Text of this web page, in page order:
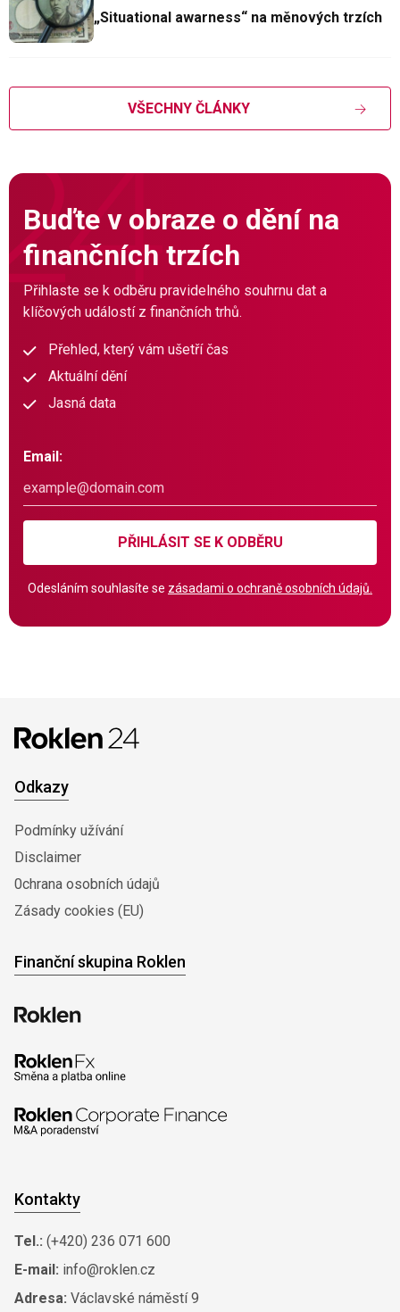
„Situational awarness“ na měnových trzích
VŠECHNY ČLÁNKY
Buďte v obraze o dění na
finančních trzích
Přihlaste se k odběru pravidelného souhrnu dat a
klíčových událostí z finančních trhů.
Přehled, který vám ušetří čas
Aktuální dění
Jasná data
Email:
PŘIHLÁSIT SE K ODBĚRU
Odesláním souhlasíte se zásadami o ochraně osobních údajů.
Odkazy
Podmínky užívání
Disclaimer
0chrana osobních údajů
Zásady cookies (EU)
Finanční skupina Roklen
Kontakty
Tel.: (+420) 236 071 600
E-mail: info@roklen.cz
Adresa: Václavské náměstí 9